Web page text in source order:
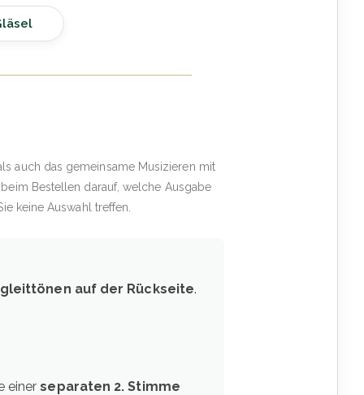
auch das gemeinsame Musizieren mit
Bestellen darauf, welche Ausgabe
keine Auswahl treffen.
auf der Rückseite.
einerseparaten 2. Stimme